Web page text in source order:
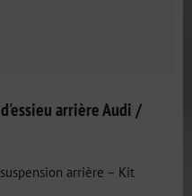
arrière Audi /
arrière – Kit